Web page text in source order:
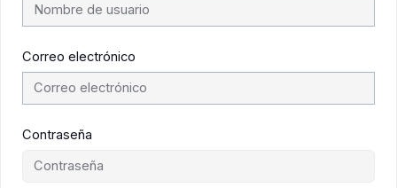
Correo electrónico
Contraseña